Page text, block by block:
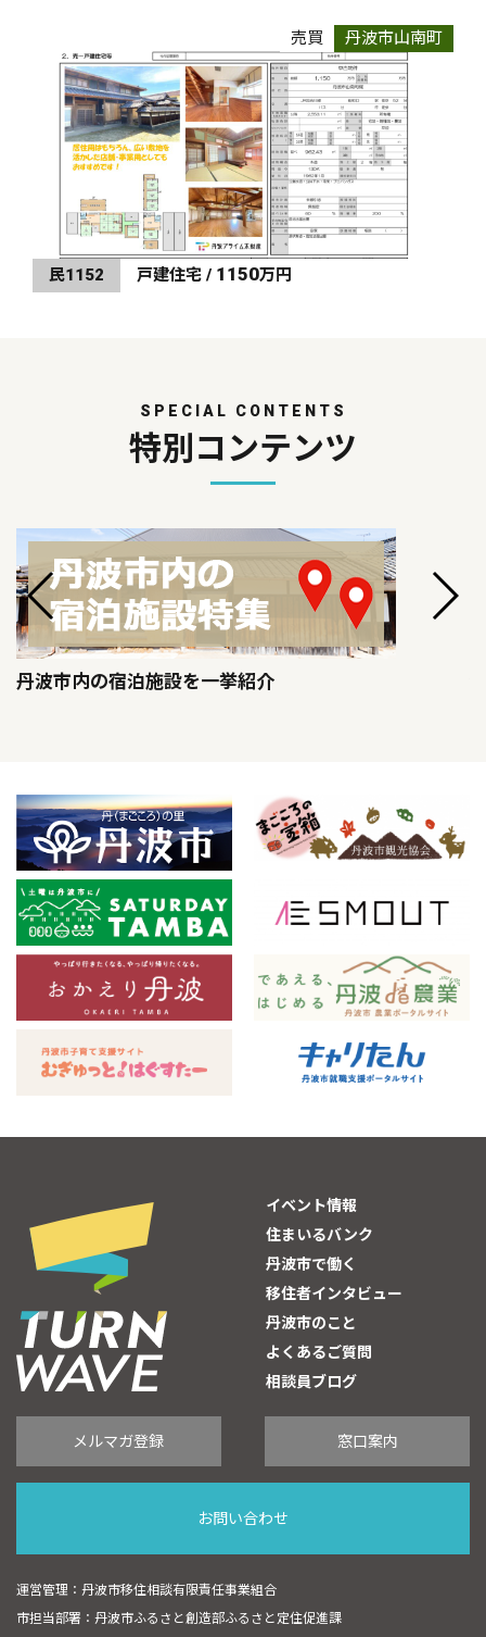
売買 丹波市山南町
民1152 戸建住宅 / 1150万円
SPECIAL CONTENTS
特別コンテンツ
丹波市内の宿泊施設を一挙紹介
イベント情報
住まいるバンク
丹波市で働く
移住者インタビュー
丹波市のこと
よくあるご質問
相談員ブログ
メルマガ登録 窓口案内
お問い合わせ
運営管理：丹波市移住相談有限責任事業組合
市担当部署：丹波市ふるさと創造部ふるさと定住促進課